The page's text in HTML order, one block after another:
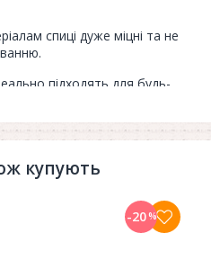
спиці дуже міцні та не
підходять для будь-
в'язанням, оскільки
купують
-20%